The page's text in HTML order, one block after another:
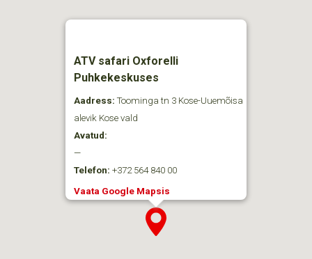
ATV safari Oxforelli
Puhkekeskuses
Aadress: Toominga tn 3 Kose-Uuemõisa
alevik Kose vald
Avatud:
—
Telefon: +372 564 840 00
Vaata Google Mapsis